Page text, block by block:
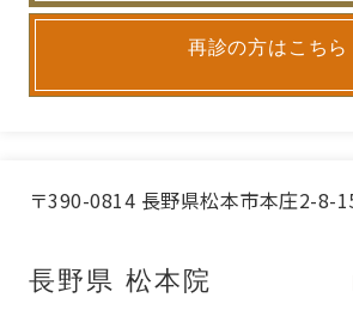
再診の方はこちら
〒390-0814 長野県松本市本庄2-8-
長野県 松本院